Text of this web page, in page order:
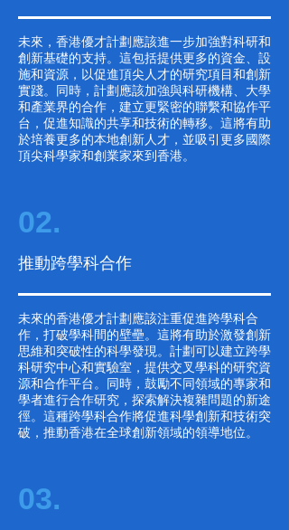
未來，香港優才計劃應該進一步加強對科研和
創新基礎的支持。這包括提供更多的資金、設
施和資源，以促進頂尖人才的研究項目和創新
實踐。同時，計劃應該加強與科研機構、大學
和產業界的合作，建立更緊密的聯繫和協作平
台，促進知識的共享和技術的轉移。這將有助
於培養更多的本地創新人才，並吸引更多國際
頂尖科學家和創業家來到香港。
02.
推動跨學科合作
未來的香港優才計劃應該注重促進跨學科合
作，打破學科間的壁壘。這將有助於激發創新
思維和突破性的科學發現。計劃可以建立跨學
科研究中心和實驗室，提供交叉學科的研究資
源和合作平台。同時，鼓勵不同領域的專家和
學者進行合作研究，探索解決複雜問題的新途
徑。這種跨學科合作將促進科學創新和技術突
破，推動香港在全球創新領域的領導地位。
03.